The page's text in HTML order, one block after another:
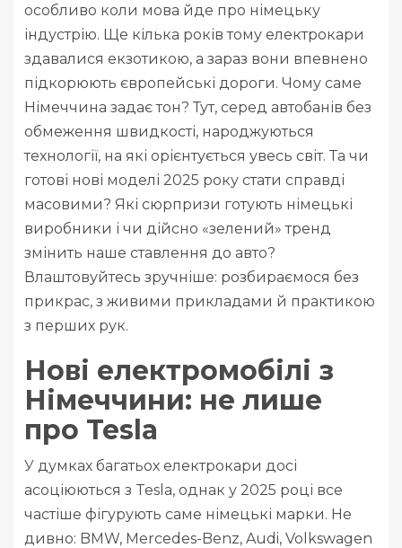
особливо коли мова йде про німецьку
індустрію. Ще кілька років тому електрокари
здавалися екзотикою, а зараз вони впевнено
підкорюють європейські дороги. Чому саме
Німеччина задає тон? Тут, серед автобанів без
обмеження швидкості, народжуються
технології, на які орієнтується увесь світ. Та чи
готові нові моделі 2025 року стати справді
масовими? Які сюрпризи готують німецькі
виробники і чи дійсно «зелений» тренд
змінить наше ставлення до авто?
Влаштовуйтесь зручніше: розбираємося без
прикрас, з живими прикладами й практикою
з перших рук.
Нові електромобілі з
Німеччини: не лише
про Tesla
У думках багатьох електрокари досі
асоціюються з Tesla, однак у 2025 році все
частіше фігурують саме німецькі марки. Не
дивно: BMW, Mercedes-Benz, Audi, Volkswagen